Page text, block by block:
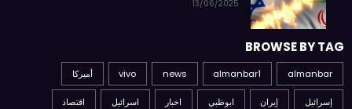
13/06/2025
BROWSE BY TAG
almanbar
almanbar1
news
vivo أميركا
إسرائيل إيران ابوظبي اخبار اسرائيل اقتصاد